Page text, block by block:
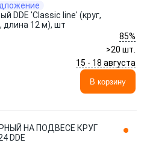
DDE 'Classic line' (круг,
длина 12 м), шт
85%
>20 шт.
15 - 18 августа
В корзину
НА ПОДВЕСЕ КРУГ
DDE